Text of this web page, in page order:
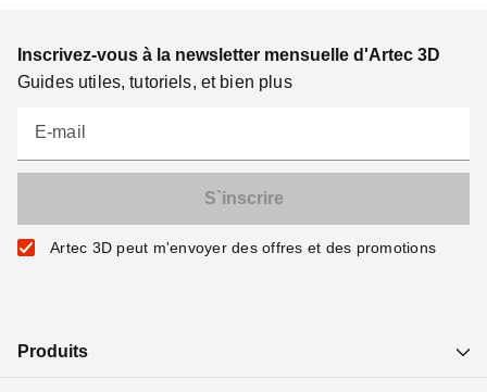
Inscrivez-vous à la newsletter mensuelle d'Artec 3D
Guides utiles, tutoriels, et bien plus
E-mail
Artec 3D peut m'envoyer des offres et des promotions
Produits